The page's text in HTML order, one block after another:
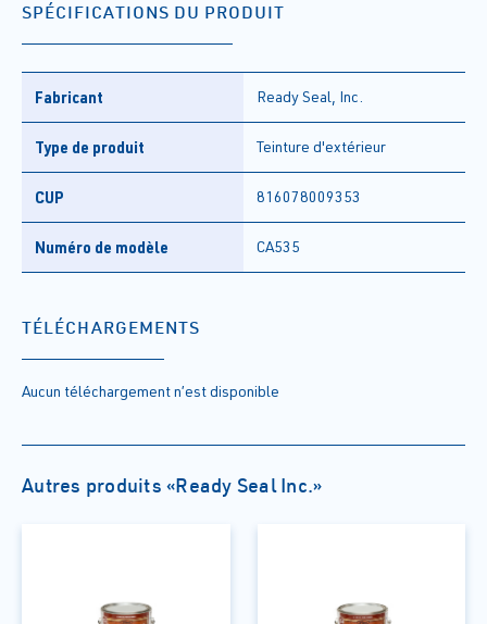
SPÉCIFICATIONS DU PRODUIT
Fabricant Ready Seal, Inc.
Type de produit Teinture d'extérieur
CUP 816078009353
Numéro de modèle CA535
TÉLÉCHARGEMENTS
Aucun téléchargement n’est disponible
Autres produits «Ready Seal Inc.»